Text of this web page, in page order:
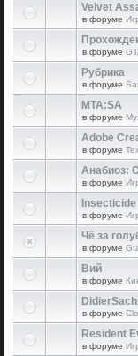
Velvet
в форуме
в форуме
Рубрика
в форуме
MTA:SA
в форуме
Adobe
в форуме
Анабиоз:
в форуме
Insecticide
в форуме
Чё за
в форуме
Вий
в форуме
в форуме
Resident
в форуме